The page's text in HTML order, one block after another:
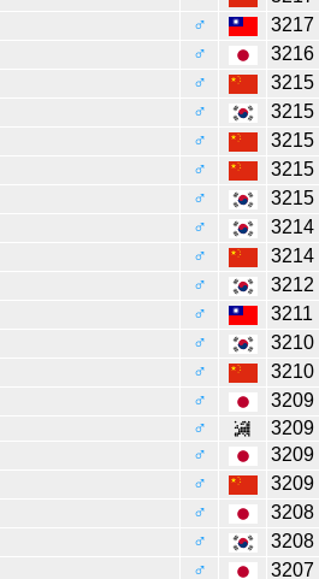
♂
3217
♂
3216
♂
3215
♂
3215
♂
3215
♂
3215
♂
3215
♂
3214
♂
3214
♂
3212
♂
3211
♂
3210
♂
3210
♂
3209
♂
3209
♂
3209
♂
3209
♂
3208
♂
3208
♂
3207